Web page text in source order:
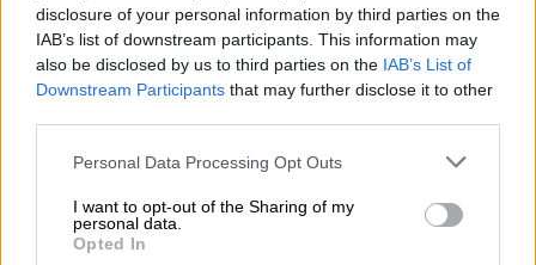
disclosure of your personal information by third parties on the
IAB’s list of downstream participants. This information may
also be disclosed by us to third parties on the IAB’s List of
Downstream Participants that may further disclose it to other
Please note that this website/app uses one or more Google
not limited to your visit or usage behaviour. You may click to
grant or deny consent to Google and its third-party tags to
use your data for below specified purposes in below Google
Personal Data Processing Opt Outs
I want to opt-out of the Sharing of my
personal data.
Opted In